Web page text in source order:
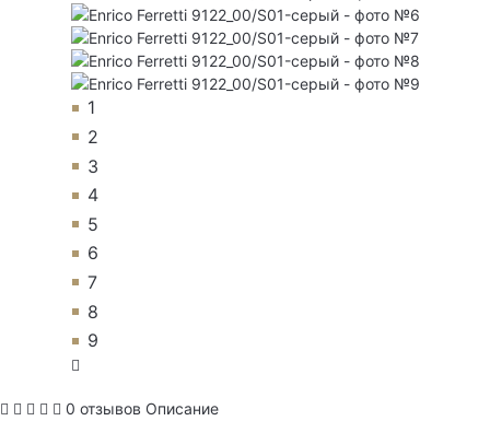
1
2
3
4
5
6
7
8
9
0 отзывов Описание